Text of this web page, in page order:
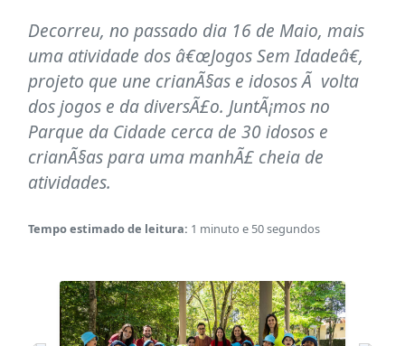
Decorreu, no passado dia 16 de Maio, mais
uma atividade dos â€œJogos Sem Idadeâ€,
projeto que une crianÃ§as e idosos Ã volta
dos jogos e da diversÃ£o. JuntÃ¡mos no
Parque da Cidade cerca de 30 idosos e
crianÃ§as para uma manhÃ£ cheia de
atividades.
Tempo estimado de leitura: 1 minuto e 50 segundos